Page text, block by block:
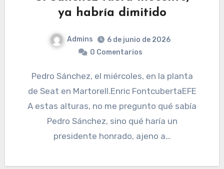
ya habría dimitido
Admins
6 de junio de 2026
0 Comentarios
Pedro Sánchez, el miércoles, en la planta
de Seat en Martorell.Enric FontcubertaEFE
A estas alturas, no me pregunto qué sabía
Pedro Sánchez, sino qué haría un
presidente honrado, ajeno a…